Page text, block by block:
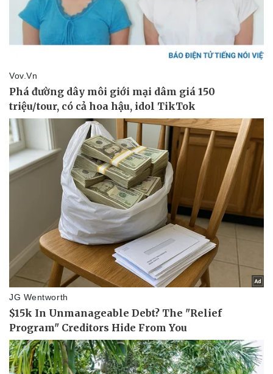
Lịch thi đấu bóng đá
Thế giới thể thao
eSports
Hậu trường
Ô tô - Xe máy
Ô tô
Xe máy
Tư vấn